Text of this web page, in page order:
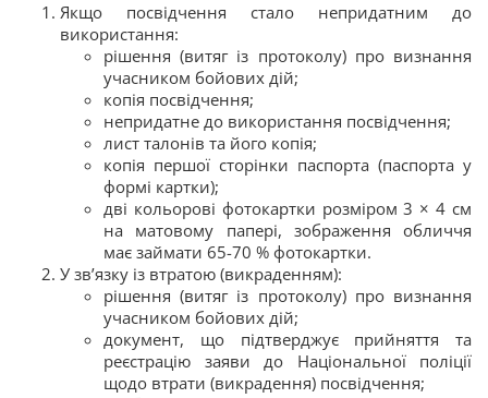
Якщо посвідчення стало непридатним до
використання:
рішення (витяг із протоколу) про визнання
учасником бойових дій;
копія посвідчення;
непридатне до використання посвідчення;
лист талонів та його копія;
копія першої сторінки паспорта (паспорта у
формі картки);
дві кольорові фотокартки розміром 3 × 4 см
на матовому папері, зображення обличчя
має займати 65-70 % фотокартки.
У зв’язку із втратою (викраденням):
рішення (витяг із протоколу) про визнання
учасником бойових дій;
документ, що підтверджує прийняття та
реєстрацію заяви до Національної поліції
щодо втрати (викрадення) посвідчення;